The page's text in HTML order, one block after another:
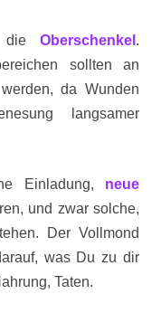
die Oberschenkel .
sollten an
da Wunden
langsamer
Einladung, neue
und zwar solche,
Der Vollmond
was Du zu dir
Taten.